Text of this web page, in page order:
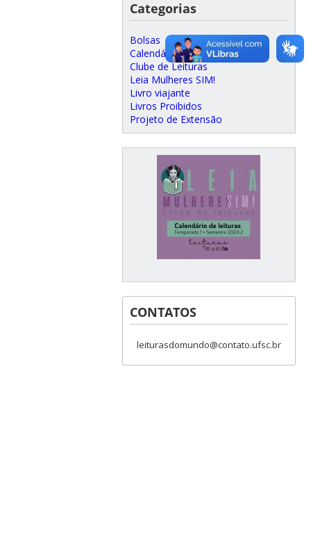
Categorias
Bolsas
Calendários
Clube de Leituras
Leia Mulheres SIM!
Livro viajante
Livros Proibidos
Projeto de Extensão
CONTATOS
leiturasdomundo@contato.ufsc.br